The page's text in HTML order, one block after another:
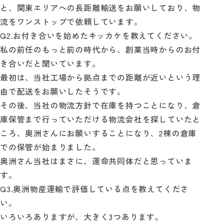
と、関東エリアへの長距離輸送をお願いしており、物
流をワンストップで依頼しています。
Q2.お付き合いを始めたキッカケを教えてください。
私の前任のもっと前の時代から、創業当時からのお付
き合いだと聞いています。
最初は、当社工場から拠点までの距離が近いという理
由で配送をお願いしたそうです。
その後、当社の物流方針で在庫を持つことになり、倉
庫保管まで行っていただける物流会社を探していたと
ころ、奥洲さんにお願いすることになり、2棟の倉庫
での保管が始まりました。
奥洲さん当社はまさに、運命共同体だと思っていま
す。
Q3.奥洲物産運輸で評価している点を教えてくださ
い。
いろいろありますが、大きく3つあります。